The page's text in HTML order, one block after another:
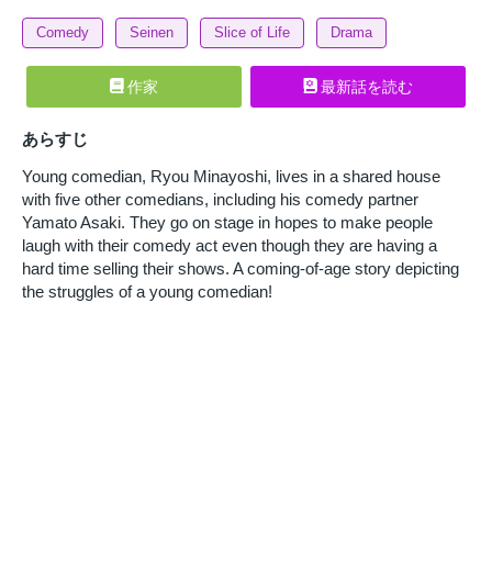
Comedy Seinen Slice of Life Drama
作家 最新話を読む
あらすじ
Young comedian, Ryou Minayoshi, lives in a shared house
with five other comedians, including his comedy partner
Yamato Asaki. They go on stage in hopes to make people
laugh with their comedy act even though they are having a
hard time selling their shows. A coming-of-age story depicting
the struggles of a young comedian!